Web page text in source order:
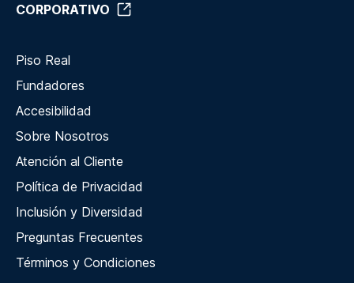
CORPORATIVO
Piso Real
Fundadores
Accesibilidad
Sobre Nosotros
Atención al Cliente
Política de Privacidad
Inclusión y Diversidad
Preguntas Frecuentes
Términos y Condiciones